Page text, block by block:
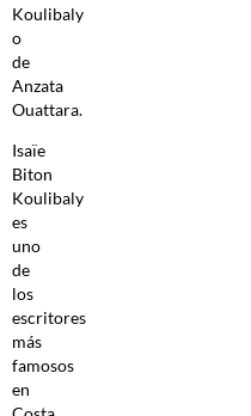
Koulibaly
o
de
Anzata
Ouattara.
Isaïe
Biton
Koulibaly
es
uno
de
los
escritores
más
famosos
en